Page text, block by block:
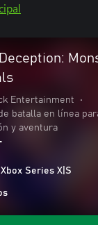
Entertainment
•
batalla en línea
y aventura
Series X|S